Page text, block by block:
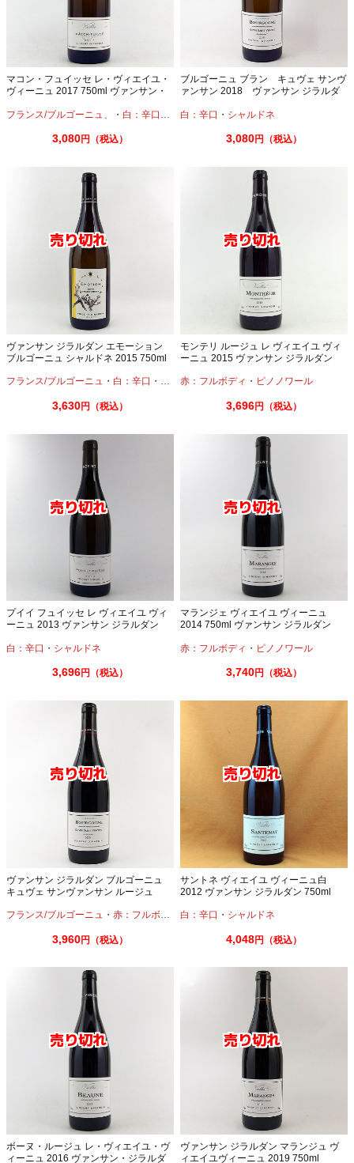
マコン・フュイッセ レ・ヴィエイユ・
ヴィーニュ 2017 750ml ヴァンサン・
フランス/ブルゴーニュ、
・ 白：辛口 ・ シャルドネ
3,080円（税込）
ブルゴーニュ ブラン キュヴェ サンヴ
ァンサン 2018 ヴァンサン ジラルダ
白：辛口 ・ シャルドネ
3,080円（税込）
ヴァンサン ジラルダン エモーション
ブルゴーニュ シャルドネ 2015 750ml
フランス/ブルゴーニュ ・ 白：辛口 ・ シャルドネ
3,630円（税込）
モンテリ ルージュ レ ヴィエイユ ヴィ
ーニュ 2015 ヴァンサン ジラルダン
赤：フルボディ ・ ピノノワール
3,696円（税込）
プイイ フュイッセ レ ヴィエイユ ヴィ
ーニュ 2013 ヴァンサン ジラルダン
白：辛口 ・ シャルドネ
3,696円（税込）
マランジェ ヴィエイユ ヴィーニュ
2014 750ml ヴァンサン ジラルダン
赤：フルボディ ・ ピノノワール
3,740円（税込）
ヴァンサン ジラルダン ブルゴーニュ
キュヴェ サンヴァンサン ルージュ
フランス/ブルゴーニュ ・ 赤：フルボディ ・ ピノノワール
3,960円（税込）
サントネ ヴィエイユ ヴィーニュ白
2012 ヴァンサン ジラルダン 750ml
白：辛口 ・ シャルドネ
4,048円（税込）
ボーヌ・ルージュ レ・ヴィエイユ・ヴ
ィーニュ 2016 ヴァンサン・ジラルダ
ヴァンサン ジラルダン マランジュ ヴ
ィエイユヴィーニュ 2019 750ml